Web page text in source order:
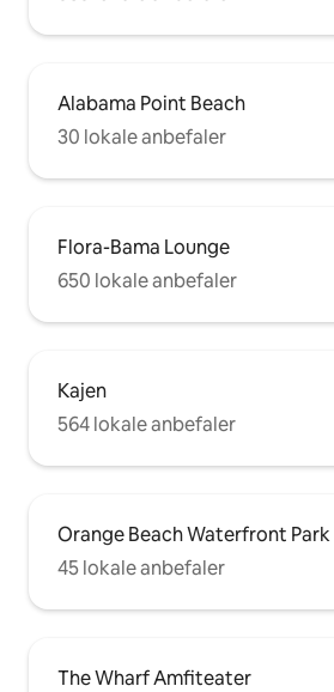
Alabama Point Beach
30 lokale anbefaler
Flora-Bama Lounge
650 lokale anbefaler
Kajen
564 lokale anbefaler
Orange Beach Waterfront Park
45 lokale anbefaler
The Wharf Amfiteater